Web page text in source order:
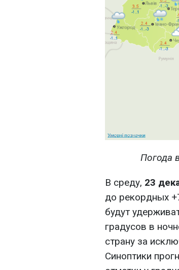
Погода
В среду, 23
до рекордных
будут
градусов в
страну за
Синоптики